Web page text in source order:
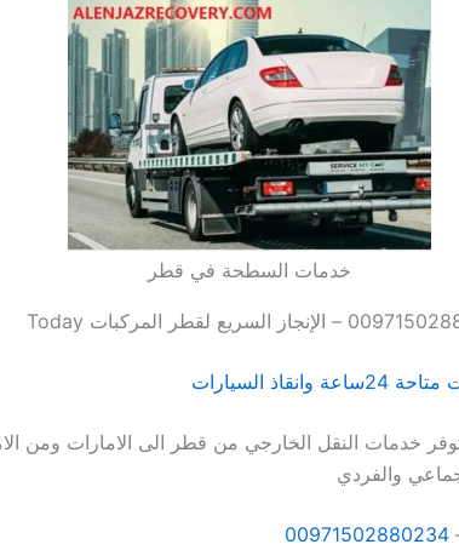
خدمات السطحة في قطر
السيارات
خدمات النقل الخارجي من قطر الى الامارات ومن
والفردي
00971502880234